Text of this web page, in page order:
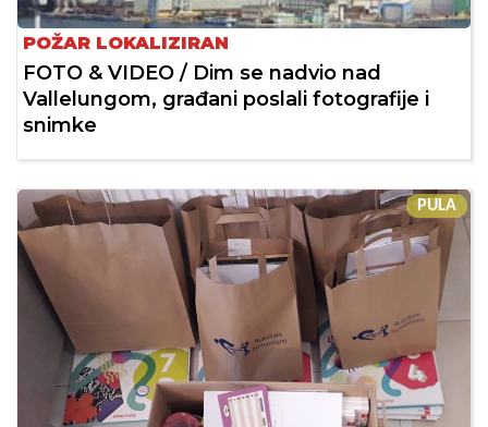
POŽAR LOKALIZIRAN
FOTO & VIDEO / Dim se nadvio nad
Vallelungom, građani poslali fotografije i
snimke
PULA